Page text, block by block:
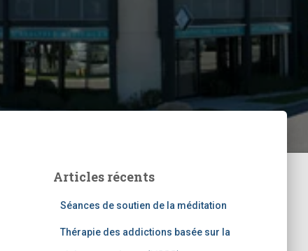
Articles récents
Séances de soutien de la méditation
Thérapie des addictions basée sur la